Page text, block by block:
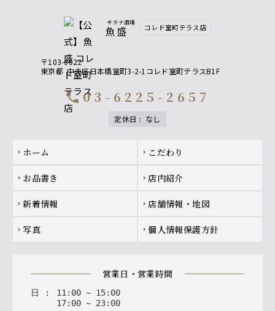
サカナ酒場
魚盛 コレド室町テラス店
〒103-0022
東京都 中央区日本橋室町3-2-1コレド室町テラスB1F
call 03-6225-2657
定休日 : なし
Footer navigation
chevron_right ホーム chevron_right こだわり
chevron_right お品書き chevron_right 店内紹介
chevron_right 新着情報 chevron_right 店舗情報・地図
chevron_right 写真 chevron_right 個人情報保護方針
営業日・営業時間
日 : 11: 00 ~ 15: 00
17: 00 ~ 23: 00